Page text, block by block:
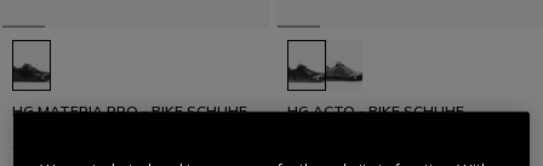
HG MATERIA PRO - BIKE SCHUHE
189,95 €
HG ACTO - BIKE SCHUHE